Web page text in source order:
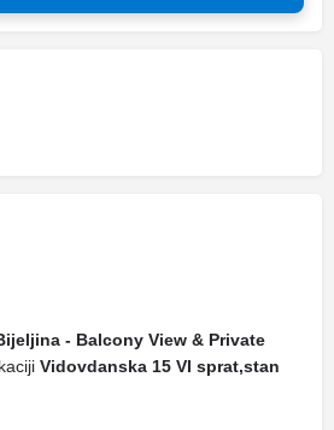
- Balcony View & Private
Vidovdanska 15 VI sprat,stan